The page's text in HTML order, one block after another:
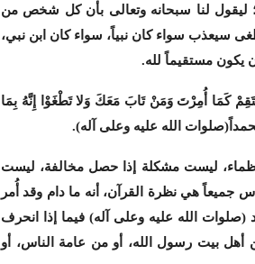
ليقول لنا سبحانه وتعالى بأن كل شخص من
سيعذب سواء كان نبياً، سواء كان ابن نبي،
يكون مستقيماً لله.
كَمَا أُمِرْتَ وَمَنْ تَابَ مَعَكَ وَلا تَطْغَوْا إِنَّهُ بِمَا
الله عليه وعلى آله).
عظماء، ليست مشكلة إذا حصل مخالفة، ليست
جميعاً هي نظرة القرآن، أنه ما دام وقد أُمر
الله عليه وعلى آله) فيما إذا انحرف
أهل بيت رسول الله، أو من عامة الناس، أو